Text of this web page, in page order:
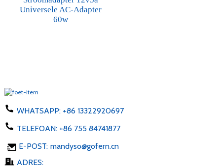
Universele AC-Adapter
60w
WHATSAPP: +86 13322920697
TELEFOAN: +86 755 84741877
E-POST: mandyso@gofern.cn
ADRES: